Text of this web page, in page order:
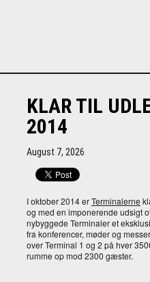
KLAR TIL
2014
August 7, 2026
I oktober 2014 erTerminalerne
og med en imponerende udsigt
nybyggede Terminaler et
fra konferencer, møder og
over Terminal 1 og 2 på hver
rumme op mod 2300 gæster.